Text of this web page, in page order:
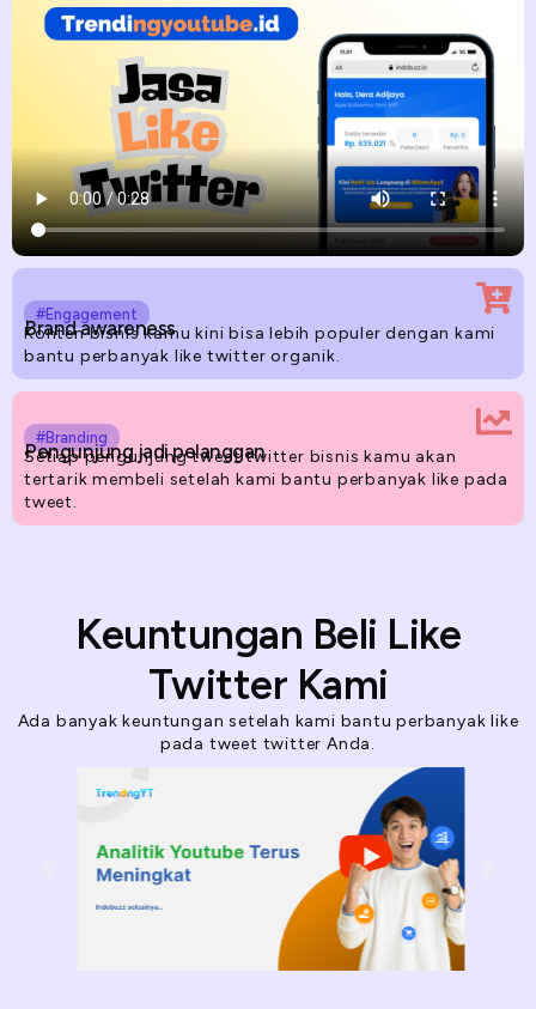
#Engagement
Brand awareness
Konten bisnis kamu kini bisa lebih populer dengan kami
bantu perbanyak like twitter organik.
#Branding
Pengunjung jadi pelanggan
Setiap pengunjung tweet twitter bisnis kamu akan
tertarik membeli setelah kami bantu perbanyak like pada
tweet.
Keuntungan Beli Like
Twitter Kami
Ada banyak keuntungan setelah kami bantu perbanyak like
pada tweet twitter Anda.